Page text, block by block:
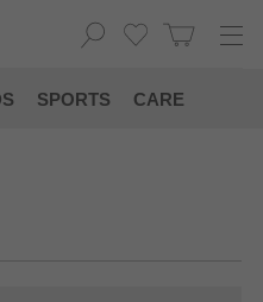
SPORTS CARE